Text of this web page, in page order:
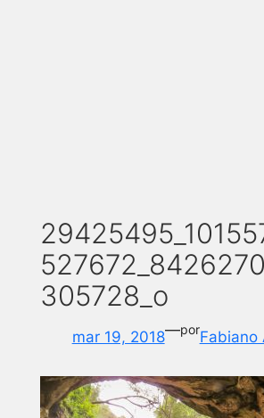
305728_o
mar 19, 2018—porFabiano